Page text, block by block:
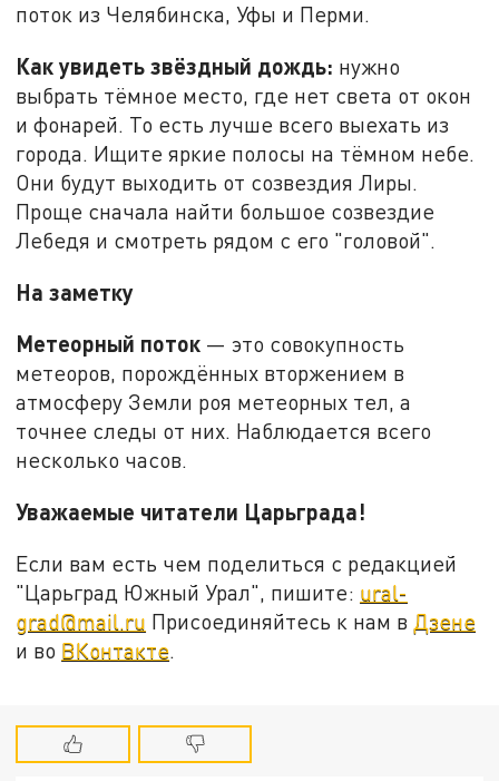
поток из Челябинска, Уфы и Перми.
Как увидеть звёздный дождь: нужно
выбрать тёмное место, где нет света от окон
и фонарей. То есть лучше всего выехать из
города. Ищите яркие полосы на тёмном небе.
Они будут выходить от созвездия Лиры.
Проще сначала найти большое созвездие
Лебедя и смотреть рядом с его "головой".
На заметку
Метеорный поток — это совокупность
метеоров, порождённых вторжением в
атмосферу Земли роя метеорных тел, а
точнее следы от них. Наблюдается всего
несколько часов.
Уважаемые читатели Царьграда!
Если вам есть чем поделиться с редакцией
"Царьград Южный Урал", пишите: ural-
grad@mail.ru Присоединяйтесь к нам в Дзене
и во ВКонтакте